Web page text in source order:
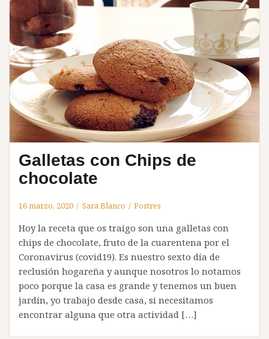
Galletas con Chips de
chocolate
16 marzo, 2020 Sara Blanco Postres
Hoy la receta que os traigo son una galletas con
chips de chocolate, fruto de la cuarentena por el
Coronavirus (covid19). Es nuestro sexto día de
reclusión hogareña y aunque nosotros lo notamos
poco porque la casa es grande y tenemos un buen
jardín, yo trabajo desde casa, si necesitamos
encontrar alguna que otra actividad […]